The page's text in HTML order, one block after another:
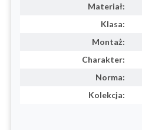
Materiał:
Klasa:
Montaż:
Charakter:
Norma:
Kolekcja: